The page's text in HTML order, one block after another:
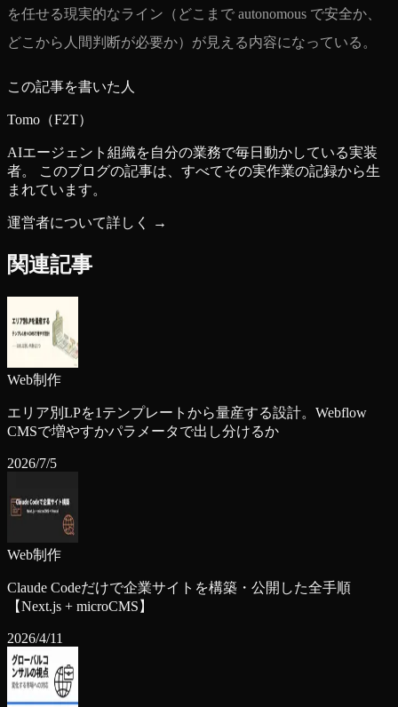
を任せる現実的なライン（どこまで autonomous で安全か、
どこから人間判断が必要か）が見える内容になっている。
この記事を書いた人
Tomo（F2T）
AIエージェント組織を自分の業務で毎日動かしている実装
者。 このブログの記事は、すべてその実作業の記録から生
まれています。
運営者について詳しく →
関連記事
Web制作
エリア別LPを1テンプレートから量産する設計。Webflow
CMSで増やすかパラメータで出し分けるか
2026/7/5
Web制作
Claude Codeだけで企業サイトを構築・公開した全手順
【Next.js + microCMS】
2026/4/11